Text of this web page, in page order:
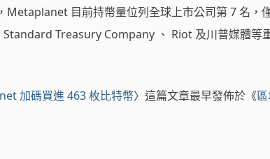
，Metaplanet 目前持幣量位列全球上市公司第 7 名，
Treasury Company 、 Riot 及川普媒體等
加碼買進 463 枚比特幣〉這篇文章最早發佈於《